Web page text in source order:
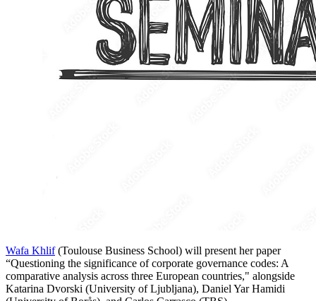
Wafa Khlif(Toulouse Business School) will present her paper
“Questioning the significance of corporate governance codes: A
comparative analysis across three European countries," alongside
Katarina Dvorski (University of Ljubljana), Daniel Yar Hamidi